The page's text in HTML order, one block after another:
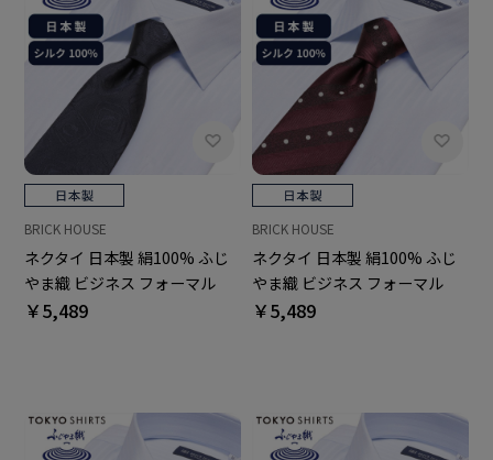
BRICK HOUSE
ネクタイ 日本製 絹100% ふじ
やま織 ビジネス フォーマル
￥5,489
BRICK HOUSE
ネクタイ 日本製 絹100% ふじ
やま織 ビジネス フォーマル
￥5,489